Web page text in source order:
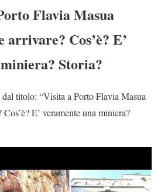
Flavia Masua
arrivare? Cos’è? E’
Storia?
titolo: “Visita a Porto Flavia Masua
E’ veramente una miniera?